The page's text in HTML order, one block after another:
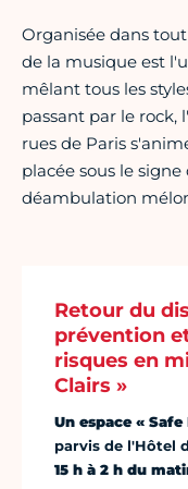
Organisée dans
de la musique est
mêlant tous les
passant par le rock,
rues de Paris
placée sous le
déambulation
Retour du
prévention
risques en
Clairs »
Un espace « Safe
parvis de l'Hôtel
15 h à 2 h du